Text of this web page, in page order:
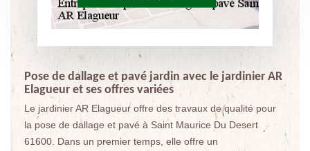
Pose de dallage et pavé jardin avec le jardinier AR
Elagueur et ses offres variées
Le jardinier AR Elagueur offre des travaux de qualité pour
la pose de dallage et pavé à Saint Maurice Du Desert
61600. Dans un premier temps, elle offre un